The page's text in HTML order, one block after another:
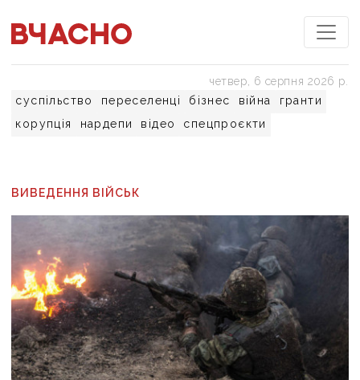
суспільство переселенці бізнес війна
гранти
корупція
нардепи відео спецпроєкти
четвер, 6 серпня 2026 р.
ВИВЕДЕННЯ ВІЙСЬК